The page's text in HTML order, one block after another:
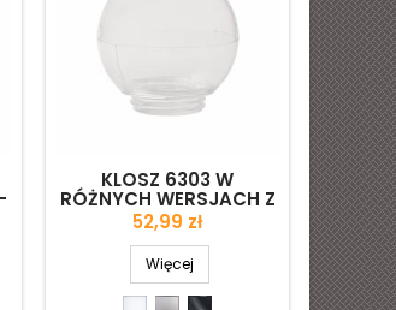
KLOSZ 6303 W
RÓŻNYCH WERSJACH Z
GWINTEM - ŚR. 150/84,5
MM
Cena
52,99 zł
Więcej
KLOSZ